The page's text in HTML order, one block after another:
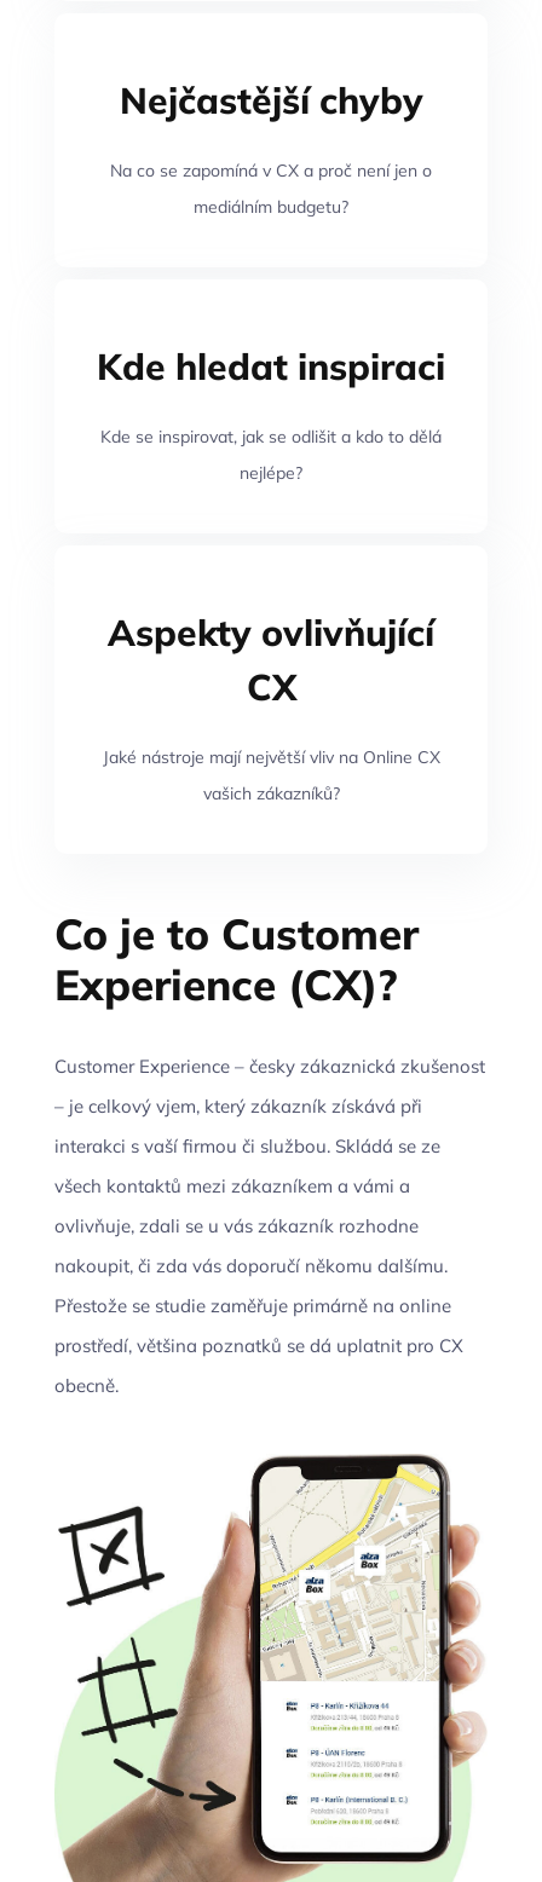
Nejčastější chyby
Na co se zapomíná v CX a proč není jen o
mediálním budgetu?
Kde hledat inspiraci
Kde se inspirovat, jak se odlišit a kdo to dělá
nejlépe?
Aspekty ovlivňující
CX
Jaké nástroje mají největší vliv na Online CX
vašich zákazníků?
Co je to Customer
Experience (CX)?
Customer Experience – česky zákaznická zkušenost
– je celkový vjem, který zákazník získává při
interakci s vaší firmou či službou. Skládá se ze
všech kontaktů mezi zákazníkem a vámi a
ovlivňuje, zdali se u vás zákazník rozhodne
nakoupit, či zda vás doporučí někomu dalšímu.
Přestože se studie zaměřuje primárně na online
prostředí, většina poznatků se dá uplatnit pro CX
obecně.